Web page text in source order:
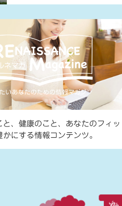
と、健康のこと、あなたのフィッ
にする情報コンテンツ。